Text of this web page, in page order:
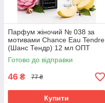
Парфум жіночий № 038 за
мотивами Chance Eau Tendre
(Шанс Тендр) 12 мл ОПТ
Готово до відправки
46 ₴ 77 ₴
Купити